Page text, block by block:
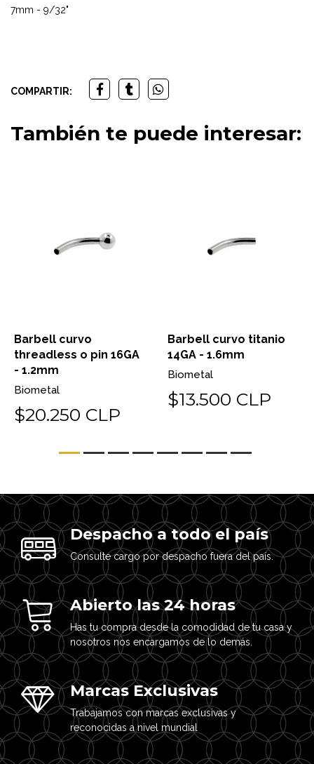
7mm - 9/32"
COMPARTIR:
También te puede interesar:
Barbell curvo
threadless o pin 16GA
- 1.2mm
Biometal
$20.250 CLP
Barbell curvo titanio
14GA - 1.6mm
Biometal
$13.500 CLP
Despacho a todo el país
Consulte cargo por despacho fuera del país.
Abierto las 24 horas
Has tu compra desde la comodidad de tu casa y
nosotros nos encargamos de lo demás.
Marcas Exclusivas
Trabajamos con marcas exclusivas y
reconocidas a nivel mundial